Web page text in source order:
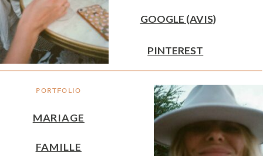
PORTFOLIO
MARIAGE
GOOGLE (AVIS)
FAMILLE
PINTEREST